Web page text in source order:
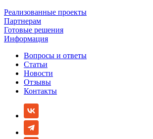
Реализованные проекты
Партнерам
Готовые решения
Информация
Вопросы и ответы
Статьи
Новости
Отзывы
Контакты